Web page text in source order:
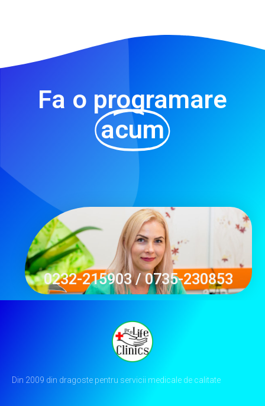
Fa o programare
acum
0232-215903 / 0735-230853
Din 2009 din dragoste pentru servicii medicale de calitate